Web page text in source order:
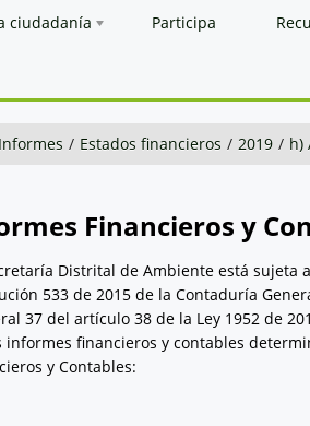
ciudadanía Participa
/ Estados financieros / 2019 / h)
Financieros y
Distrital de Ambiente está
533 de 2015 de la Contaduría
37 del artículo 38 de la Ley 1952 de
informes financieros y contables
y Contables: